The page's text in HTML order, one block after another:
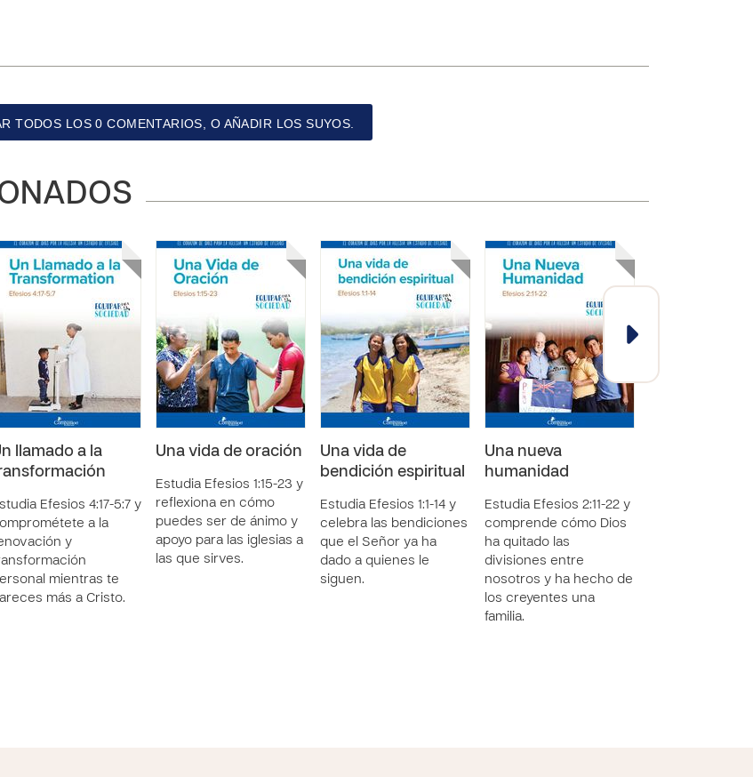
TODOS LOS 0 COMENTARIOS, O AÑADIR LOS SUYOS.
llamado a la
Efesios 4:17-5:7 y
a la
y
mientras te
más a Cristo.
Una vida de oración
Estudia Efesios 1:15-23 y
reflexiona en cómo
puedes ser de ánimo y
apoyo para las iglesias a
las que sirves.
Una vida de
bendición espiritual
Estudia Efesios 1:1-14 y
celebra las bendiciones
que el Señor ya ha
dado a quienes le
siguen.
Una nueva
humanidad
Estudia Efesios 2:11-22 y
comprende cómo Dios
ha quitado las
divisiones entre
nosotros y ha hecho de
los creyentes una
familia.